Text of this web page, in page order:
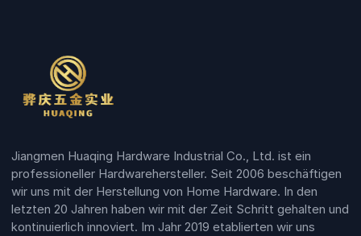
Jiangmen Huaqing Hardware Industrial Co., Ltd. ist ein
professioneller Hardwarehersteller. Seit 2006 beschäftigen
wir uns mit der Herstellung von Home Hardware. In den
letzten 20 Jahren haben wir mit der Zeit Schritt gehalten und
kontinuierlich innoviert. Im Jahr 2019 etablierten wir uns